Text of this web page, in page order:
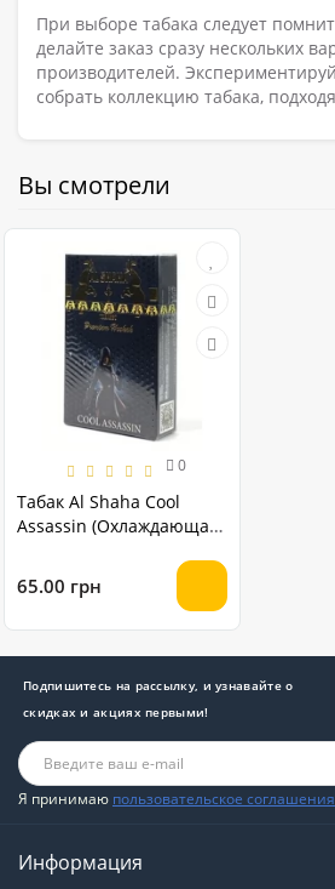
При выборе табака следует
делайте заказ сразу нескольких
производителей.
собрать коллекцию табака,
Вы смотрели
0
Табак Al Shaha Cool
Assassin (Охлаждающая
65.00 грн
Подпишитесь на рассылку, и узнавайте о
скидках и акциях первыми!
Я принимаю пользовательское соглашения
Информация